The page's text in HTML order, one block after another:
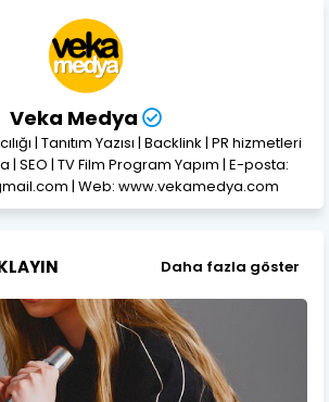
Veka Medya
| Tanıtım Yazısı | Backlink | PR hizmetleri
| SEO | TV Film Program Yapım | E-posta:
| Web: www.vekamedya.com
Daha fazla göster